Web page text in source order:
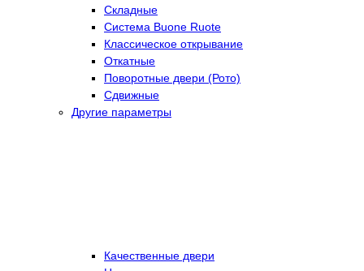
Складные
Cистема Buone Ruote
Классическое открывание
Откатные
Поворотные двери (Рото)
Сдвижные
Другие параметры
Качественные двери